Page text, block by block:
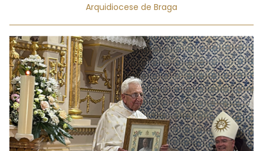
Arquidiocese de Braga